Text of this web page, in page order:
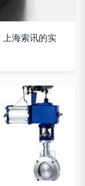
上海索讯的实